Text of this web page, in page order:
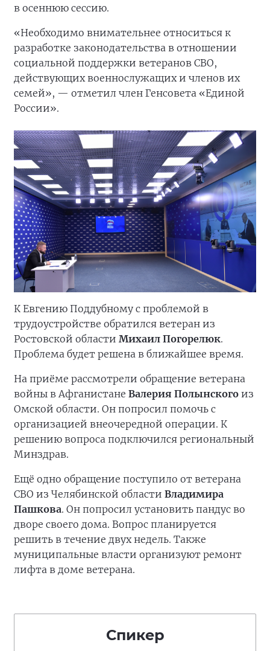
в осеннюю сессию.
«Необходимо внимательнее относиться к
разработке законодательства в отношении
социальной поддержки ветеранов СВО,
действующих военнослужащих и членов их
семей», — отметил член Генсовета «Единой
России».
К Евгению Поддубному с проблемой в
трудоустройстве обратился ветеран из
Ростовской области Михаил Погорелюк.
Проблема будет решена в ближайшее время.
На приёме рассмотрели обращение ветерана
войны в Афганистане Валерия Полынского из
Омской области. Он попросил помочь с
организацией внеочередной операции. К
решению вопроса подключился региональный
Минздрав.
Ещё одно обращение поступило от ветерана
СВО из Челябинской области Владимира
Пашкова. Он попросил установить пандус во
дворе своего дома. Вопрос планируется
решить в течение двух недель. Также
муниципальные власти организуют ремонт
лифта в доме ветерана.
Спикер